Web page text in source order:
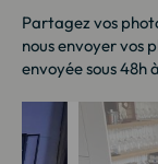
Partagez vos
nous envoyer vos
envoyée sous 48h